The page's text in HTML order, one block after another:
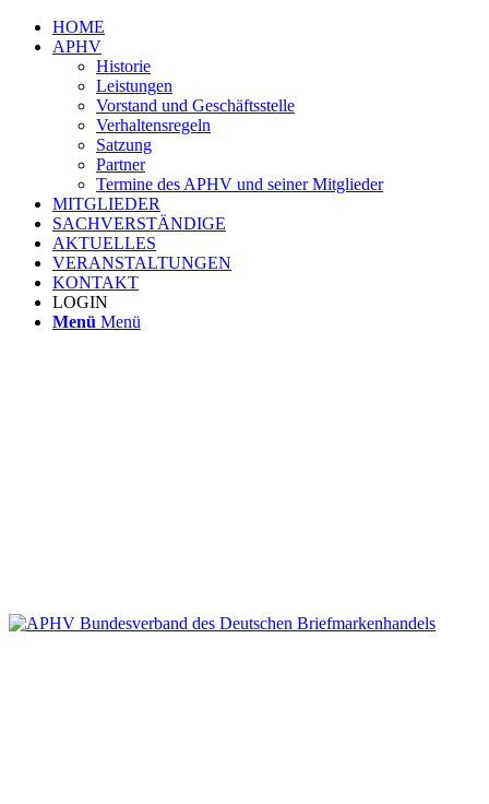
HOME
APHV
Historie
Leistungen
Vorstand und Geschäftsstelle
Verhaltensregeln
Satzung
Partner
Termine des APHV und seiner Mitglieder
MITGLIEDER
SACHVERSTÄNDIGE
AKTUELLES
VERANSTALTUNGEN
KONTAKT
LOGIN
Menü Menü